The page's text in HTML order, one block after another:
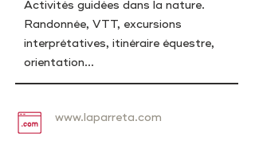
Activités guidées dans la nature.
Randonnée, VTT, excursions
interprétatives, itinéraire équestre,
orientation...
www.laparreta.com